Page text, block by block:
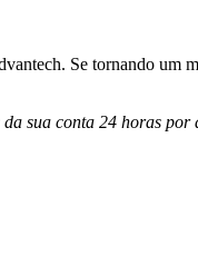
Se tornando um
sua conta 24 horas por